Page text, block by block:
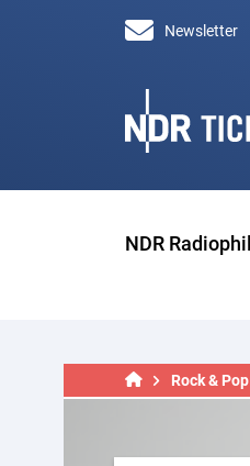
Newsletter
NDR
Rock & Pop